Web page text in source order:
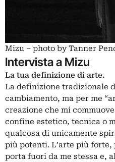
Mizu – photo by Tanner
Intervista a Mizu
La tua definizione di arte.
La definizione tradizionale
cambiamento, ma per me
creazione che mi
confine estetico, tecnica o
qualcosa di unicamente
più potenti. L’arte più forte,
porta fuori da me stessa e,